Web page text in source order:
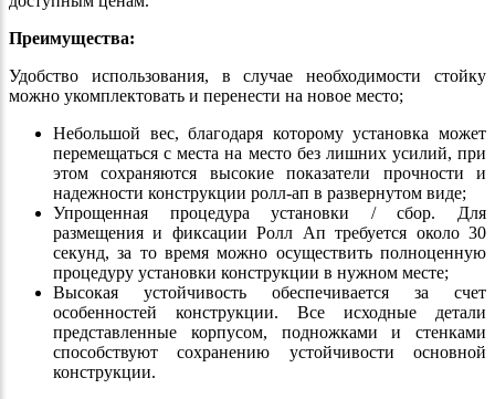
Преимущества:
Удобство использования, в случае необходимости стойку
можно укомплектовать и перенести на новое место;
Небольшой вес, благодаря которому установка может
перемещаться с места на место без лишних усилий, при
этом сохраняются высокие показатели прочности и
надежности конструкции ролл-ап в развернутом виде;
Упрощенная процедура установки / сбор. Для
размещения и фиксации Ролл Ап требуется около 30
секунд, за то время можно осуществить полноценную
процедуру установки конструкции в нужном месте;
Высокая устойчивость обеспечивается за счет
особенностей конструкции. Все исходные детали
представленные корпусом, подножками и стенками
способствуют сохранению устойчивости основной
конструкции.